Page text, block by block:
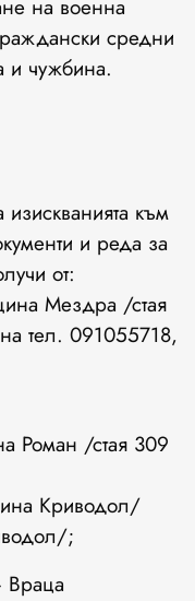
на военна
средни
и чужбина.
към
и реда за
от:
Мездра /стая
тел. 091055718,
Роман /стая 309
Криводол/
;
Враца